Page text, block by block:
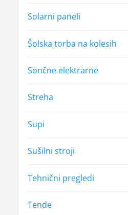
Solarni paneli
Šolska torba na kolesih
Sončne elektrarne
Streha
Supi
Sušilni stroji
Tehnični pregledi
Tende